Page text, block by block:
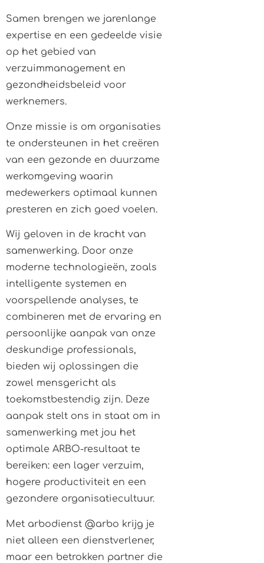
Samen brengen we jarenlange
expertise en een gedeelde visie
op het gebied van
verzuimmanagement en
gezondheidsbeleid voor
werknemers.
Onze missie is om organisaties
te ondersteunen in het creëren
van een gezonde en duurzame
werkomgeving waarin
medewerkers optimaal kunnen
presteren en zich goed voelen.
Wij geloven in de kracht van
samenwerking. Door onze
moderne technologieën, zoals
intelligente systemen en
voorspellende analyses, te
combineren met de ervaring en
persoonlijke aanpak van onze
deskundige professionals,
bieden wij oplossingen die
zowel mensgericht als
toekomstbestendig zijn. Deze
aanpak stelt ons in staat om in
samenwerking met jou het
optimale ARBO-resultaat te
bereiken: een lager verzuim,
hogere productiviteit en een
gezondere organisatiecultuur.
Met arbodienst @arbo krijg je
niet alleen een dienstverlener,
maar een betrokken partner die